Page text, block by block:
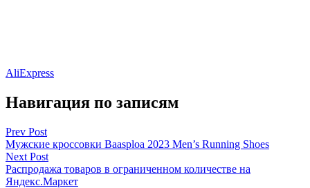
AliExpress
Навигация по записям
Prev Post
Мужские кроссовки Baasploa 2023 Men’s Running Shoes
Next Post
Распродажа товаров в ограниченном количестве на
Яндекс.Маркет